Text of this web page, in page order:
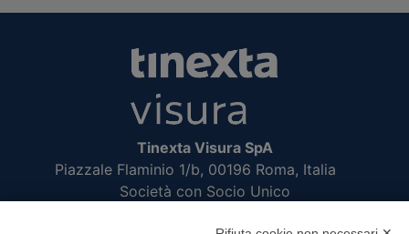
Tinexta Visura SpA
Piazzale Flaminio 1/b, 00196 Roma, Italia
Società con Socio Unico